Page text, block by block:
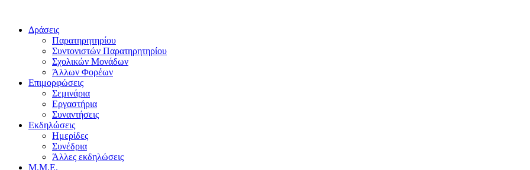
Δράσεις
Παρατηρητηρίου
Συντονιστών Παρατηρητηρίου
Σχολικών Μονάδων
Άλλων Φορέων
Επιμορφώσεις
Σεμινάρια
Εργαστήρια
Συναντήσεις
Εκδηλώσεις
Ημερίδες
Συνέδρια
Άλλες εκδηλώσεις
Μ.Μ.Ε.